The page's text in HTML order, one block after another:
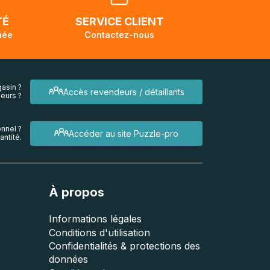
SERVICE CLIENT
Contactez-nous
Accès revendeurs / détaillants
?
?
Accéder au site Puzzle-pro
?
À propos
Informations légales
Conditions d'utilisation
Confidentialités & protections des
données